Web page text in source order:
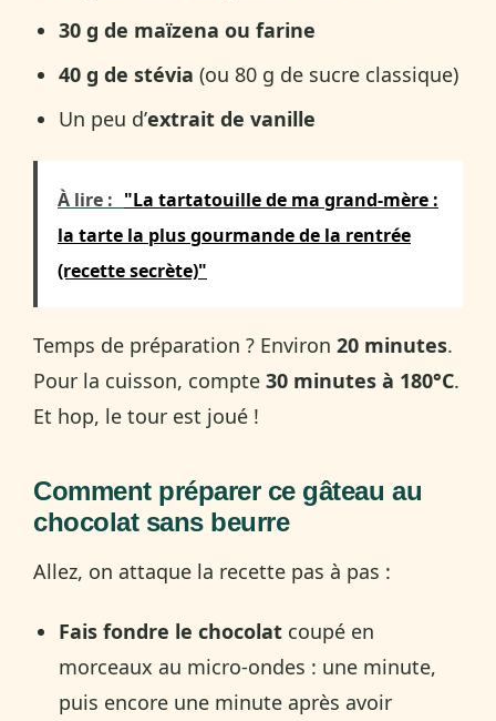
30 g de maïzena ou farine
40 g de stévia (ou 80 g de sucre classique)
Un peu d’extrait de vanille
À lire : "La tartatouille de ma grand-mère :
la tarte la plus gourmande de la rentrée
(recette secrète)"
Temps de préparation ? Environ 20 minutes.
Pour la cuisson, compte 30 minutes à 180°C.
Et hop, le tour est joué !
Comment préparer ce gâteau au
chocolat sans beurre
Allez, on attaque la recette pas à pas :
Fais fondre le chocolat coupé en
morceaux au micro-ondes : une minute,
puis encore une minute après avoir